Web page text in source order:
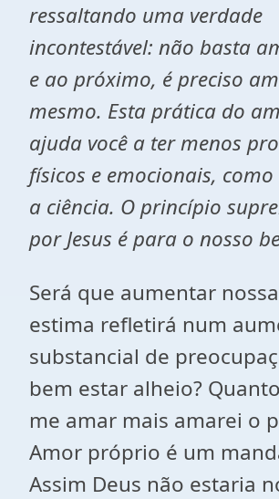
ressaltando uma verdade
incontestável: não basta
e ao próximo, é preciso
mesmo. Esta prática do
ajuda você a ter menos
físicos e emocionais,
a ciência. O princípio
por Jesus é para o nosso
Será que aumentar
estima refletirá num
substancial de
bem estar alheio?
me amar mais amarei o
Amor próprio é um
Assim Deus não estaria